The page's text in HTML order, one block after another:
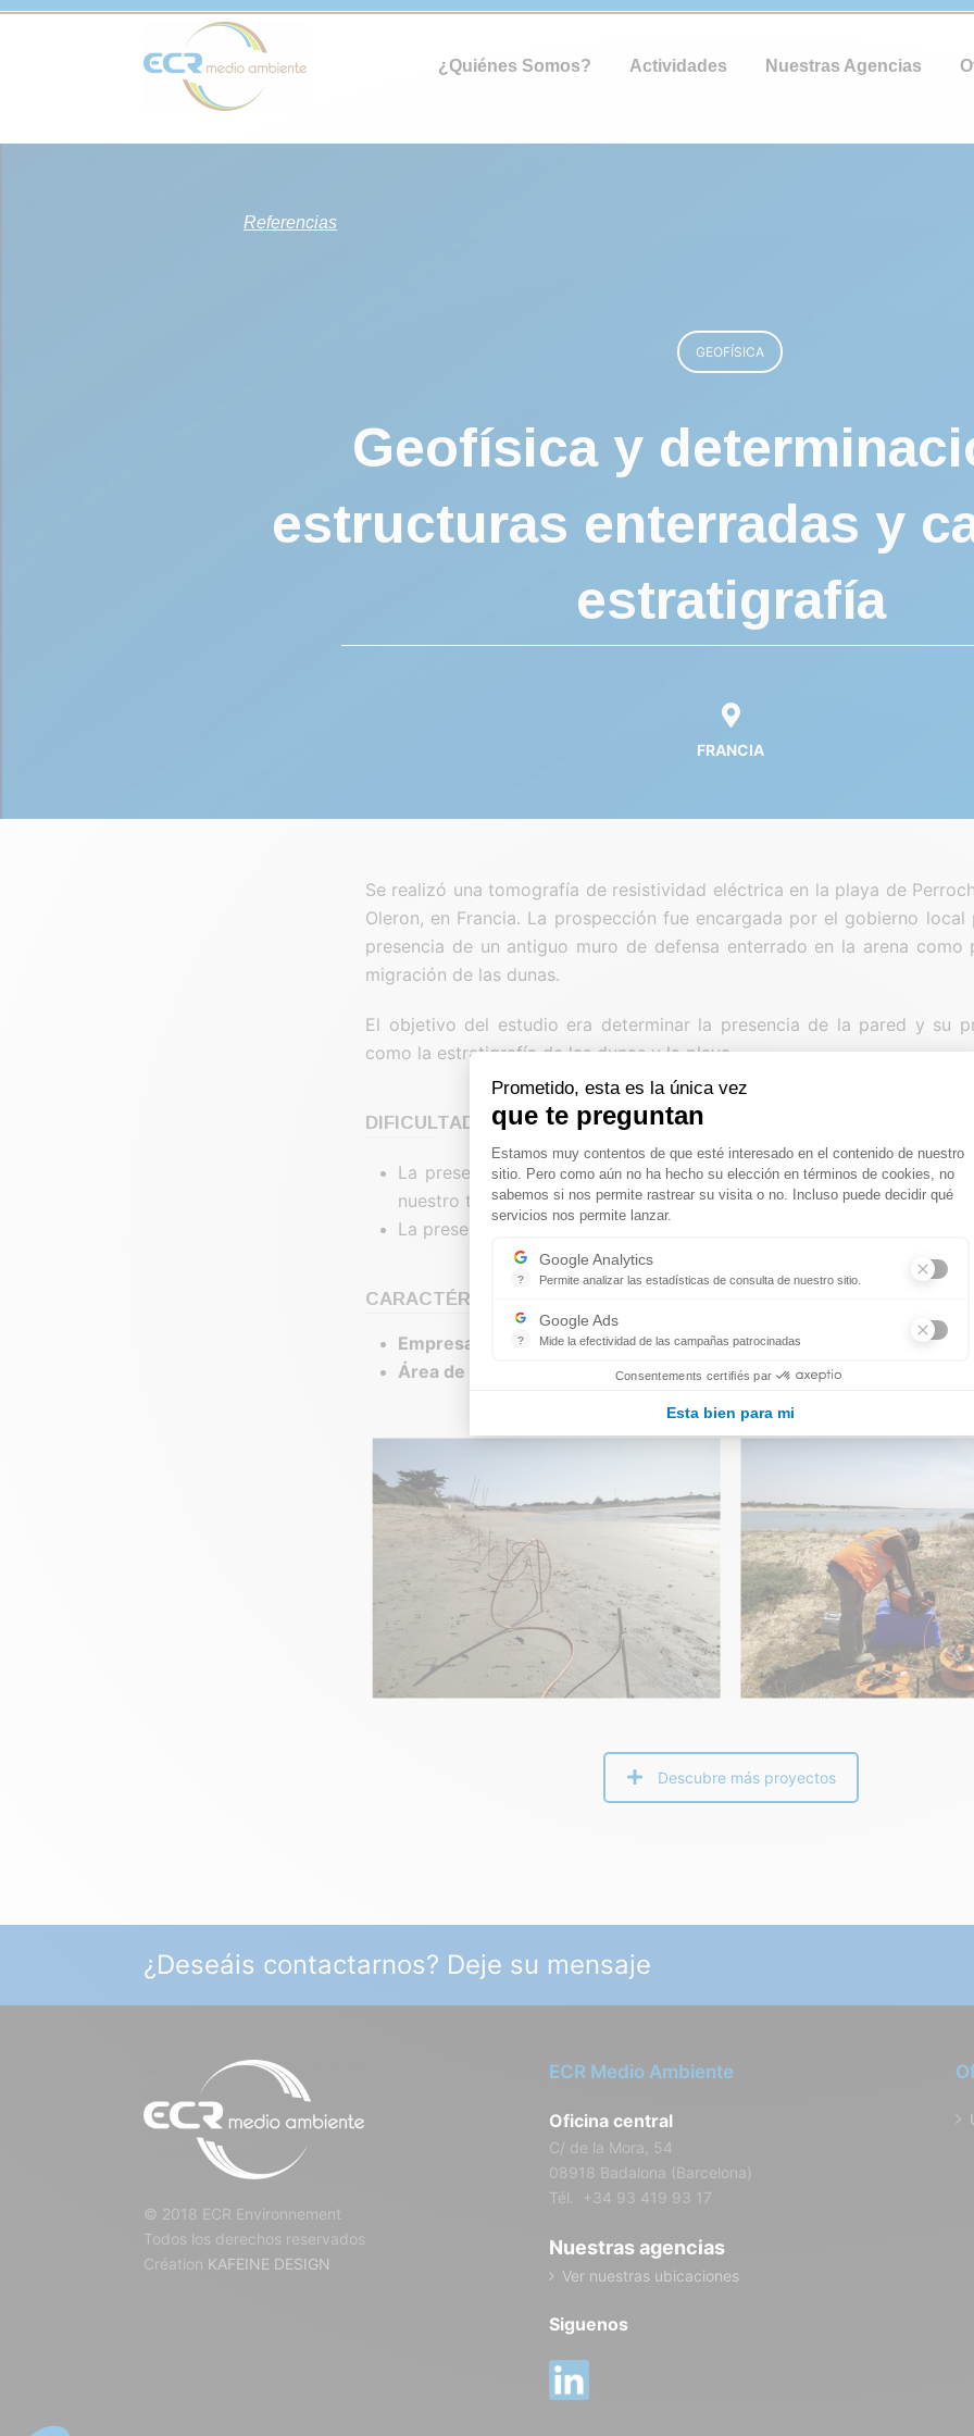
¿Quiénes Somos? Actividades Nuestras Agencias
Referencias
GEOFÍSICA
Geofísica y
estructuras enterradas y
estratigrafía
FRANCIA
Se realizó una tomografía de resistividad eléctrica en la playa de
Oleron, en Francia. La prospección fue encargada por el gobierno local
presencia de un antiguo muro de defensa enterrado en la arena como
migración de las dunas.
El objetivo del estudio era determinar la presencia de la pared y su
como la estratigrafía de las dunas y la playa.
DIFICULTADES ENCONTRADAS:
La presencia de grandes mareas, para evitar este problema
nuestro trabajo para poder realizar el estudio durante la marea baja
La presencia de público durante la toma de datos.
CARACTÉRISTICAS:
Empresa contratista:Ile d’Oléron Communauté de Communes
Área de actividad:
geofísica
Descubre más proyectos
¿Deseáis contactarnos? Deje su mensaje
© 2018 ECR Environnement
Todos los derechos reservados
Création KAFEINE DESIGN
ECR Medio Ambiente
Oficina central
C/ de la Mora, 54
08918 Badalona (Barcelona)
Tél. +34 93 419 93 17
Nuestras agencias
Ver nuestras ubicaciones
Siguenos
Prometido, esta es la única vez
que te preguntan
Plataforma de Gestión de
Estamos muy contentos de que esté interesado en el contenido de nuestro
sitio. Pero como aún no ha hecho su elección en términos de cookies, no
sabemos si nos permite rastrear su visita o no. Incluso puede decidir qué
servicios nos permite lanzar.
?
Google Analytics
Permite analizar las estadísticas de consulta de nuestro sitio.
?
Google Ads
Mide la efectividad de las campañas patrocinadas
Consentements certifiés par
Esta bien para mi